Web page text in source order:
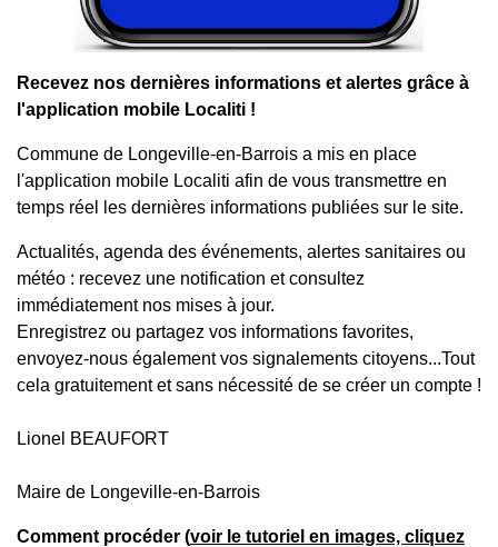
Recevez nos dernières informations et alertes grâce à
l'application mobile Localiti !
Commune de Longeville-en-Barrois a mis en place
l'application mobile Localiti afin de vous transmettre en
temps réel les dernières informations publiées sur le site.
Actualités, agenda des événements, alertes sanitaires ou
météo : recevez une notification et consultez
immédiatement nos mises à jour.
Enregistrez ou partagez vos informations favorites,
envoyez-nous également vos signalements citoyens...Tout
cela gratuitement et sans nécessité de se créer un compte !
Lionel BEAUFORT
Maire de Longeville-en-Barrois
Comment procéder (voir le tutoriel en images, cliquez